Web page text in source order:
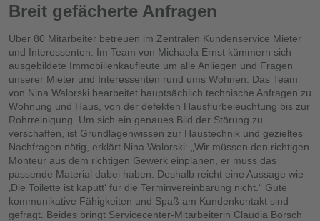
Breit gefächerte Anfragen
Über 80 Mitarbeiter betreuen im Zentralen Kundenservice Mieter
und Interessenten. Im Team von Michaela Ernst kümmern sich
ausgebildete Immobilienkaufleute um alle Anliegen und Fragen
unserer Mieter und Interessenten rund ums Wohnen. Das Team
von Nina Walorski bearbeitet hauptsächlich technische Anfragen zu
Wohnung und Haus, von der defekten Hausflurbeleuchtung bis zur
Rohrreinigung. Um sich ein genaues Bild der Störung zu
verschaffen, ist Grundlagenwissen zur Haustechnik und gezieltes
Nachfragen nötig, erklärt Nina Walorski: „Wir müssen den richtigen
Monteur aus dem richtigen Gewerk einplanen, er muss das
passende Material dabei haben. Deshalb reicht eine Aussage wie
‚Die Toilette ist kaputt‘ für die Terminvereinbarung nicht.“ Gute
kommunikative Fähigkeiten und Spaß am Kundenkontakt sind
gefragt. Beides bringt Servicecenter-Mitarbeiterin Claudia Borsch